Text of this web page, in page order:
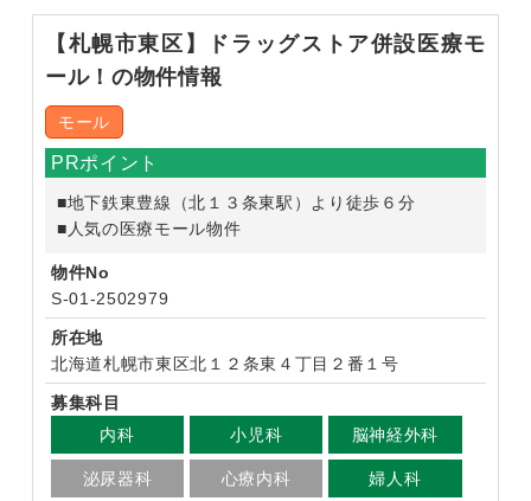
【札幌市東区】ドラッグストア併設医療モ
ール！の物件情報
モール
PRポイント
■地下鉄東豊線（北１３条東駅）より徒歩６分
■人気の医療モール物件
物件No
S-01-2502979
所在地
北海道札幌市東区北１２条東４丁目２番１号
募集科目
内科
小児科 脳神経外科
泌尿器科 心療内科 婦人科